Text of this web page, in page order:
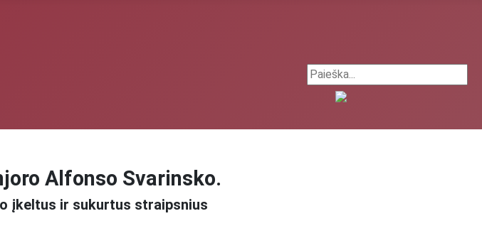
Search ...
Alfonso Svarinsko.
įkeltus ir sukurtus straipsnius